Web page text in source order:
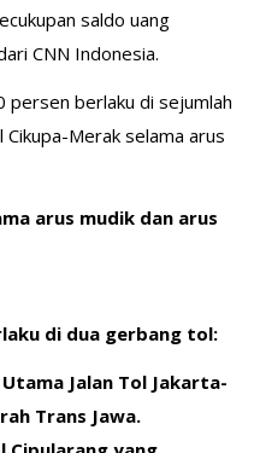
saldo uang
CNN Indonesia.
persen berlaku di sejumlah
Merak selama arus
arus mudik dan arus
di dua gerbang tol:
Jalan Tol Jakarta-
Trans Jawa.